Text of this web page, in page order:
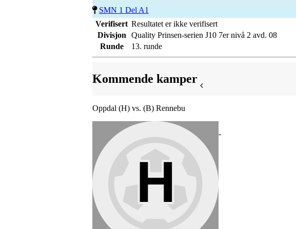
SMN 1 Del A1
Verifisert Resultatet er ikke verifisert
Divisjon
Quality Prinsen-serien J10 7er nivå 2 avd. 08
Runde
13. runde
Kommende kamper
Oppdal (H) vs. (B) Rennebu
-